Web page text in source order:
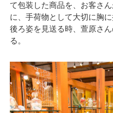
て包装した商品を、お客さ
に、手荷物として大切に胸
後ろ姿を見送る時、萱原さ
る。